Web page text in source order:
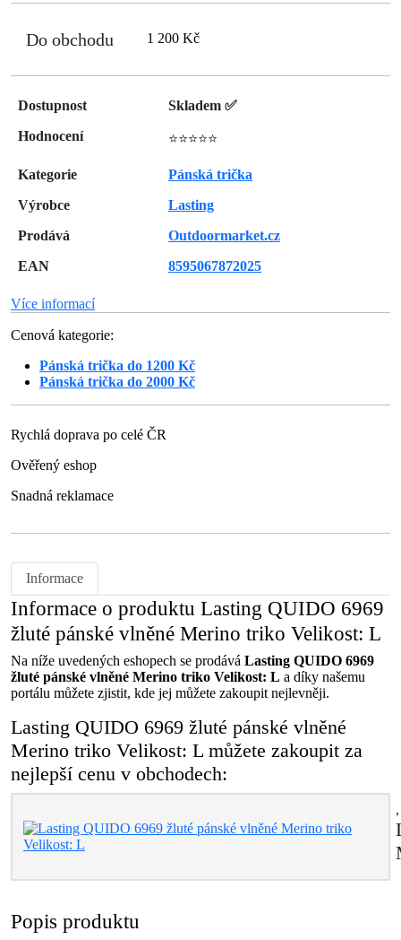
Do obchodu 1 200 Kč
Dostupnost
Skladem ✅
Hodnocení
⭐⭐⭐⭐⭐
Kategorie
Pánská trička
Výrobce
Lasting
Prodává
Outdoormarket.cz
EAN
8595067872025
Více informací
Cenová kategorie:
Pánská trička do 1200 Kč
Pánská trička do 2000 Kč
Rychlá doprava po celé ČR
Ověřený eshop
Snadná reklamace
Informace
Informace o produktu Lasting QUIDO 6969
žluté pánské vlněné Merino triko Velikost: L
Na níže uvedených eshopech se prodává Lasting QUIDO 6969
žluté pánské vlněné Merino triko Velikost: L a díky našemu
portálu můžete zjistit, kde jej můžete zakoupit nejlevněji.
Lasting QUIDO 6969 žluté pánské vlněné
Merino triko Velikost: L můžete zakoupit za
nejlepší cenu v obchodech:
Popis produktu